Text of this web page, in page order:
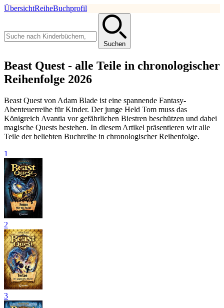
ÜbersichtReiheBuchprofil
Suchen
Beast Quest - alle Teile in chronologischer
Reihenfolge 2026
Beast Quest von Adam Blade ist eine spannende Fantasy-
Abenteuerreihe für Kinder. Der junge Held Tom muss das
Königreich Avantia vor gefährlichen Biestren beschützen und dabei
magische Quests bestehen. In diesem Artikel präsentieren wir alle
Teile der beliebten Buchreihe in chronologischer Reihenfolge.
1
2
3